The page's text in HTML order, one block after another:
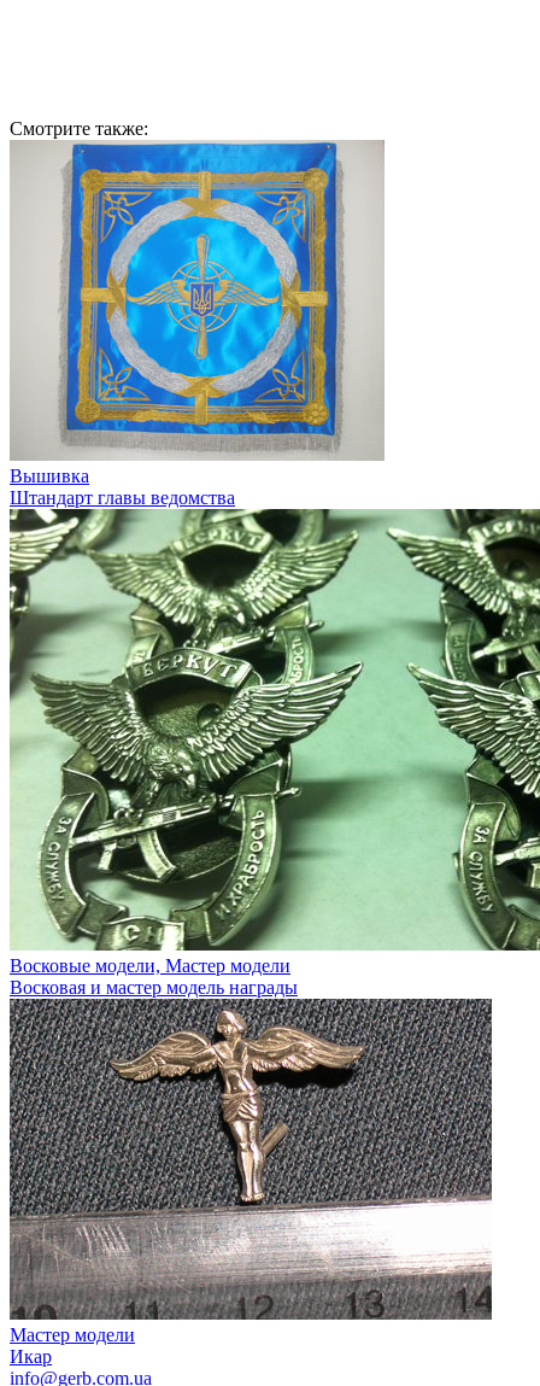
Смотрите также:
Вышивка
Штандарт главы ведомства
Восковые модели, Мастер модели
Восковая и мастер модель награды
Мастер модели
Икар
info@gerb.com.ua